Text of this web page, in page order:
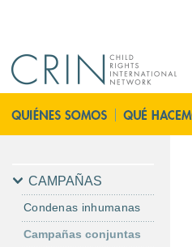
á
CAMPAÑAS
Condenas inhumanas
Campañas conjuntas